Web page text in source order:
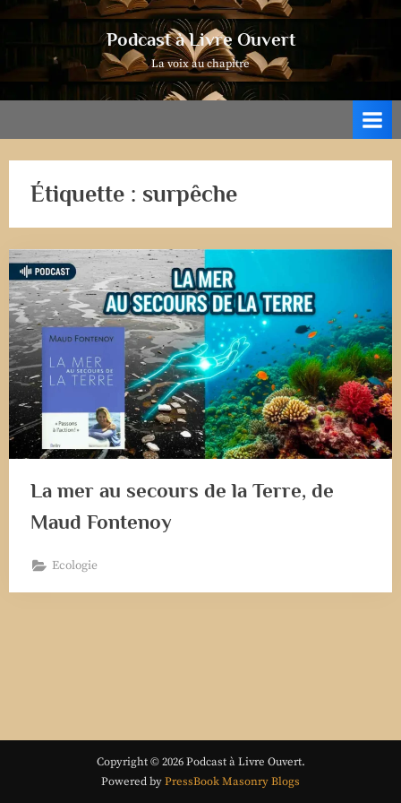
Podcast à Livre Ouvert
La voix au chapitre
Étiquette : surpêche
La mer au secours de la Terre, de
Maud Fontenoy
Ecologie
Copyright © 2026 Podcast à Livre Ouvert.
Powered byPressBook Masonry Blogs